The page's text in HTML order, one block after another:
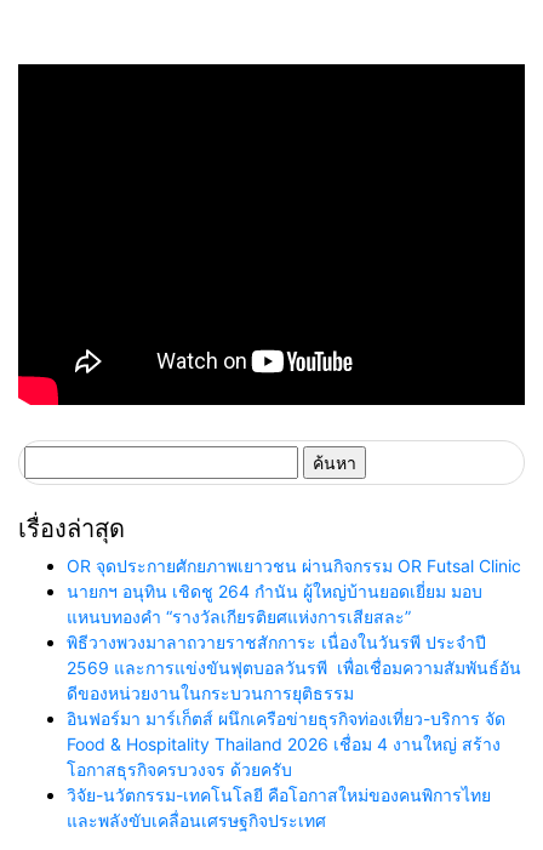
สำหรับ:
เรื่องล่าสุด
OR จุดประกายศักยภาพเยาวชน ผ่านกิจกรรม OR Futsal Clinic
นายกฯ อนุทิน เชิดชู 264 กำนัน ผู้ใหญ่บ้านยอดเยี่ยม มอบ
แหนบทองคำ “รางวัลเกียรติยศแห่งการเสียสละ”
พิธีวางพวงมาลาถวายราชสักการะ เนื่องในวันรพี ประจำปี
2569 และการแข่งขันฟุตบอลวันรพี เพื่อเชื่อมความสัมพันธ์อัน
ดีของหน่วยงานในกระบวนการยุติธรรม
อินฟอร์มา มาร์เก็ตส์ ผนึกเครือข่ายธุรกิจท่องเที่ยว-บริการ จัด
Food & Hospitality Thailand 2026 เชื่อม 4 งานใหญ่ สร้าง
โอกาสธุรกิจครบวงจร ด้วยครับ
วิจัย-นวัตกรรม-เทคโนโลยี คือโอกาสใหม่ของคนพิการไทย
และพลังขับเคลื่อนเศรษฐกิจประเทศ